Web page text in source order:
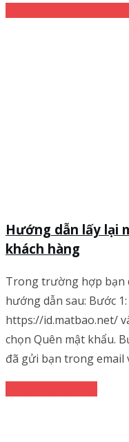
Hướng dẫn lấy lại
khách hàng
Trong trường hợp bạn
hướng dẫn sau: Bước
https://id.matbao.net/
chọn Quên mật khẩu.
đã gửi bạn trong email